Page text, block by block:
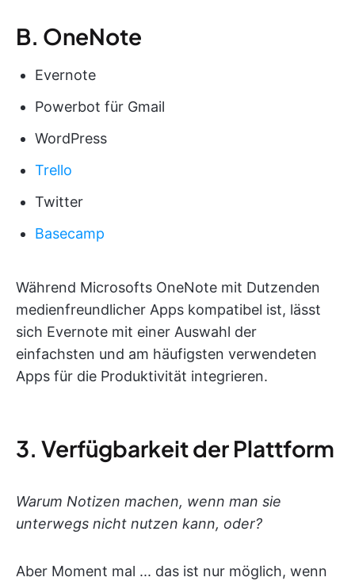
B. OneNote
Evernote
Powerbot für Gmail
WordPress
Trello
Twitter
Basecamp
Während Microsofts OneNote mit Dutzenden
medienfreundlicher Apps kompatibel ist, lässt
sich Evernote mit einer Auswahl der
einfachsten und am häufigsten verwendeten
Apps für die Produktivität integrieren.
3. Verfügbarkeit der Plattform
Warum Notizen machen, wenn man sie
unterwegs nicht nutzen kann, oder?
Aber Moment mal ... das ist nur möglich, wenn